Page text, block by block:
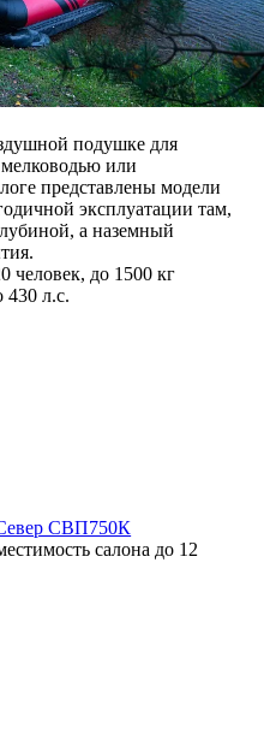
подушке для
или
представлены модели
эксплуатации там,
а наземный
человек, до 1500 кг
430 л.с.
СВП750К
салона до 12